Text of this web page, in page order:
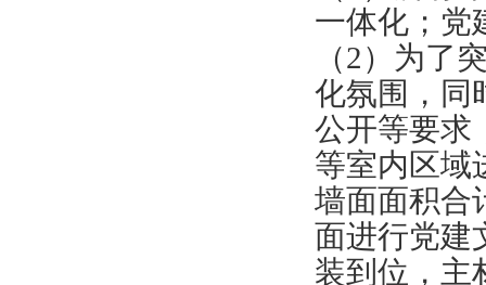
一体化；党
（2） 为了
化氛围，同
公开等要求
等室内区域
墙面面积合
面进行党建
装到位，主